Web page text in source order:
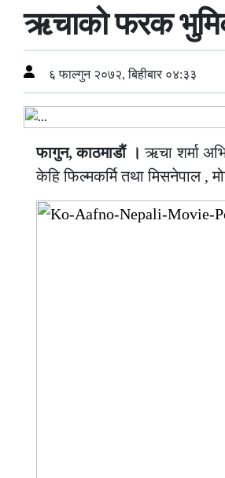
ऋचाको फरक
६ फाल्गुन २०७२, बिहीबार ०४:३३
फागुन, काठमाडौं । ऋचा शर्मा
केहि फिल्मकर्मि तथा मिसनेपाल ,